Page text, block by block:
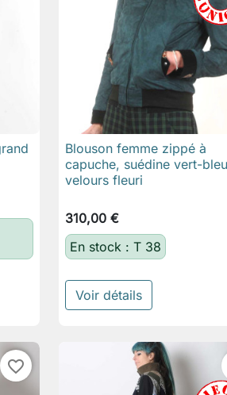
 Aperçu rapide
Blouson femme zippé à
capuche, suédine vert-
velours fleuri
310,00 €
En stock : T 38
Voir détails
favorite_border